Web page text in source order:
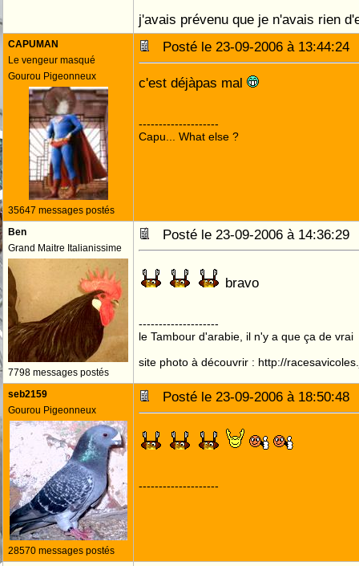
j'avais prévenu que je n'avais rien
CAPUMAN
Le vengeur masqué
Gourou Pigeonneux
35647 messages postés
Posté le 23-09-2006 à
c'est déjàpas mal
--------------------
Capu... What else ?
Ben
Grand Maitre Italianissime
7798 messages postés
Posté le 23-09-2006 à
bravo
--------------------
le Tambour d'arabie, il n'y a que ça de vrai
site photo à découvrir : http://
seb2159
Gourou Pigeonneux
28570 messages postés
Posté le 23-09-2006 à
--------------------